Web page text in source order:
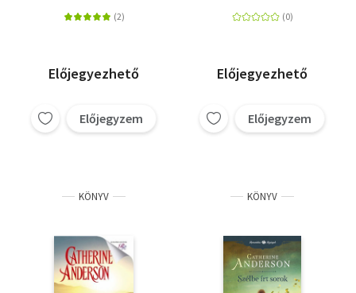
Előjegyezhető
Előjegyzem
Előjegyezhető
Előjegyzem
KÖNYV KÖNYV